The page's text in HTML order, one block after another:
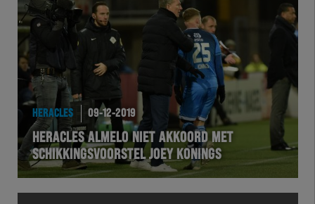
HERACLES 09-12-2019
HERACLES ALMELO NIET AKKOORD MET
SCHIKKINGSVOORSTEL JOEY KONINGS